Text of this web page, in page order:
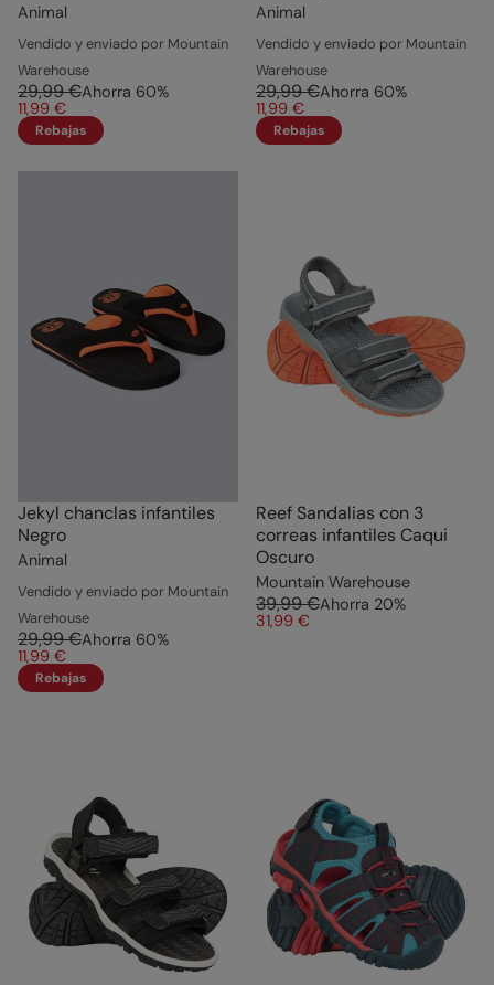
Animal
Vendido y enviado por Mountain
Warehouse
29,99 €Ahorra 60%
11,99 €
Rebajas
Animal
Vendido y enviado por Mountain
Warehouse
29,99 €Ahorra 60%
11,99 €
Rebajas
Jekyl chanclas infantiles
Negro
Animal
Vendido y enviado por Mountain
Warehouse
29,99 €Ahorra 60%
11,99 €
Rebajas
Reef Sandalias con 3
correas infantiles Caqui
Oscuro
Mountain Warehouse
39,99 €Ahorra 20%
31,99 €